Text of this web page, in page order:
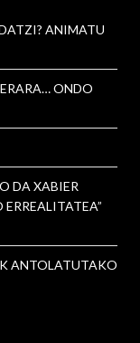
ANIMATU
ONDO
DA XABIER
ANTOLATUTAKO